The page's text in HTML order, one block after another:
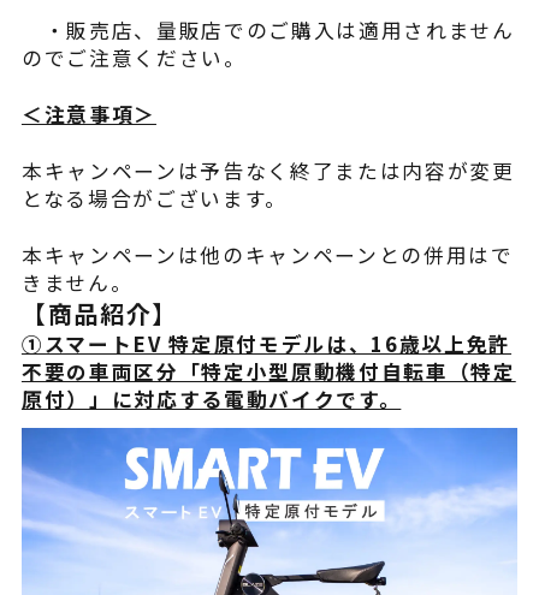
・販売店、量販店でのご購入は適用されません
のでご注意ください。
＜注意事項＞
本キャンペーンは予告なく終了または内容が変更
となる場合がございます。
本キャンペーンは他のキャンペーンとの併用はで
きません。
【商品紹介】
①スマートEV 特定原付モデルは、16歳以上免許
不要の車両区分「特定小型原動機付自転車（特定
原付）」に対応する電動バイクです。